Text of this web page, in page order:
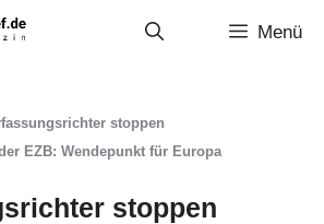
Menü
stoppen
EZB: Wendepunkt für Europa
stoppen